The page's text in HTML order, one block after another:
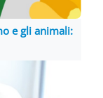
e gli animali: